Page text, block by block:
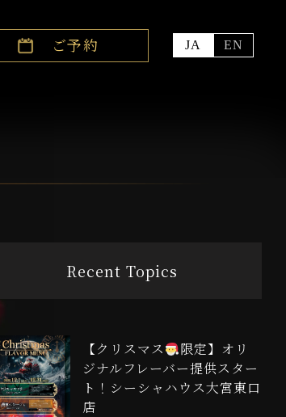
ご予約 JA EN
Recent Topics
【クリスマス
限定】オリ
ジナルフレーバー提供スター
ト！シーシャハウス大宮東口
店